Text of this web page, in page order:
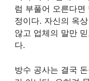
럼 부풀어 오른다
정이다. 자신의 옥
않고 업체의 말만
다.
방수 공사는 결국